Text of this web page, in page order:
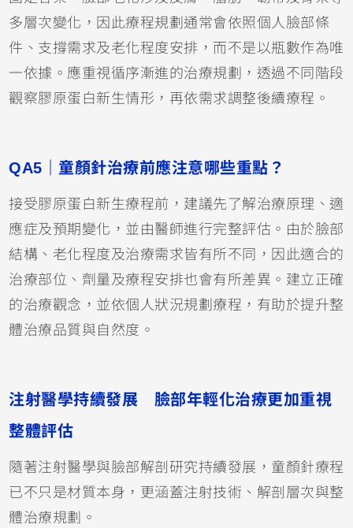
多層次變化，因此療程規劃通常會依照個人臉部條
件、支撐需求及老化程度安排，而不是以瓶數作為唯
一依據。應重視循序漸進的治療規劃，透過不同階段
觀察膠原蛋白新生情形，再依需求調整後續療程。
QA5｜童顏針治療前應注意哪些重點？
接受膠原蛋白新生療程前，建議先了解治療原理、適
應症及預期變化，並由醫師進行完整評估。由於臉部
結構、老化程度及治療需求皆有所不同，因此適合的
治療部位、劑量及療程安排也會有所差異。建立正確
的治療觀念，並依個人狀況規劃療程，有助於提升整
體治療品質與自然度。
注射醫學持續發展 臉部年輕化治療更加重視
整體評估
隨著注射醫學與臉部解剖研究持續發展，童顏針療程
已不只是材質本身，更涵蓋注射技術、解剖層次與整
體治療規劃。